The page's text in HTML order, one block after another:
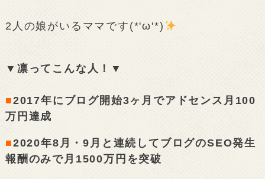
2人の娘がいるママです(*'ω'*)
▼凛ってこんな人！▼
■2017年にブログ開始3ヶ月でアドセンス月100
万円達成
■2020年8月・9月と連続してブログのSEO発生
報酬のみで月1500万円を突破